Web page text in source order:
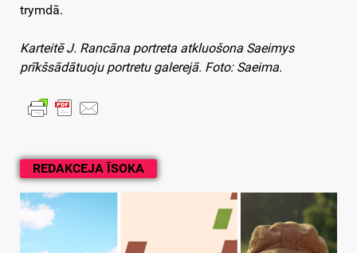
REDAKCEJA ĪSOKA
trymdā.
Karteitē J. Rancāna portreta atkluošona Saeimys
prīkšsādātuoju portretu galerejā. Foto: Saeima.